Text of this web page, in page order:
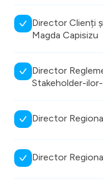
Director Clienți
Magda Capisizu
Director
Stakeholder-
Director
Director